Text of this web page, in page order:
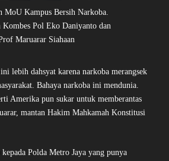
MoU Kampus Bersih Narkoba.
Kombes Pol Eko Daniyanto dan
Maruarar Siahaan
lebih dahsyat karena narkoba merangsek
Bahaya narkoba ini mendunia.
Amerika pun sukar untuk memberantas
mantan Hakim Mahkamah Konstitusi
Polda Metro Jaya yang punya